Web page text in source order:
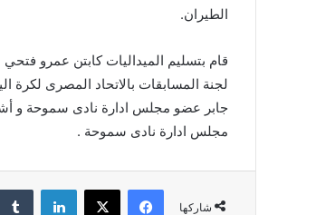
الطيران.
قام بتسليم الميداليات كابتن عمرو
لجنة المسابقات بالاتحاد المصرى لكرة
جابر عضو مجلس ادارة نادى سموحة و
مجلس ادارة نادى سموحة .
شاركها
فيسبوك X لينكدإن